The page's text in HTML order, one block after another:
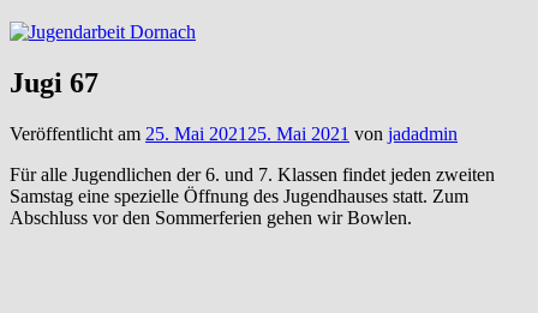
Jugi 67
Veröffentlicht am 25. Mai 2021 25. Mai 2021 von jadadmin
Für alle Jugendlichen der 6. und 7. Klassen findet jeden zweiten
Samstag eine spezielle Öffnung des Jugendhauses statt. Zum
Abschluss vor den Sommerferien gehen wir Bowlen.